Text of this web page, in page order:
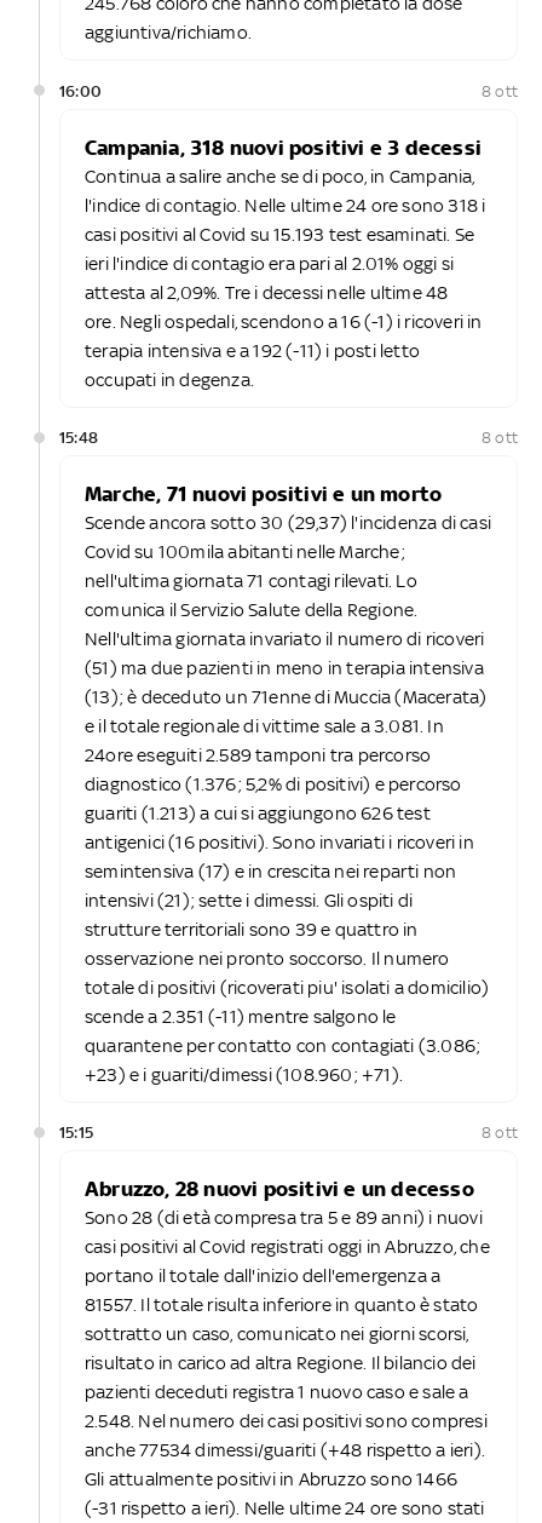
aggiuntiva/richiamo.
16:00 8 ott
Campania, 318 nuovi positivi e 3 decessi
Continua a salire anche se di poco, in Campania,
l'indice di contagio. Nelle ultime 24 ore sono 318 i
casi positivi al Covid su 15.193 test esaminati. Se
ieri l'indice di contagio era pari al 2.01% oggi si
attesta al 2,09%. Tre i decessi nelle ultime 48
ore. Negli ospedali, scendono a 16 (-1) i ricoveri in
terapia intensiva e a 192 (-11) i posti letto
occupati in degenza.
15:48 8 ott
Marche, 71 nuovi positivi e un morto
Scende ancora sotto 30 (29,37) l'incidenza di casi
Covid su 100mila abitanti nelle Marche;
nell'ultima giornata 71 contagi rilevati. Lo
comunica il Servizio Salute della Regione.
Nell'ultima giornata invariato il numero di ricoveri
(51) ma due pazienti in meno in terapia intensiva
(13); è deceduto un 71enne di Muccia (Macerata)
e il totale regionale di vittime sale a 3.081. In
24ore eseguiti 2.589 tamponi tra percorso
diagnostico (1.376; 5,2% di positivi) e percorso
guariti (1.213) a cui si aggiungono 626 test
antigenici (16 positivi). Sono invariati i ricoveri in
semintensiva (17) e in crescita nei reparti non
intensivi (21); sette i dimessi. Gli ospiti di
strutture territoriali sono 39 e quattro in
osservazione nei pronto soccorso. Il numero
totale di positivi (ricoverati piu' isolati a domicilio)
scende a 2.351 (-11) mentre salgono le
quarantene per contatto con contagiati (3.086;
+23) e i guariti/dimessi (108.960; +71).
15:15 8 ott
Abruzzo, 28 nuovi positivi e un decesso
Sono 28 (di età compresa tra 5 e 89 anni) i nuovi
casi positivi al Covid registrati oggi in Abruzzo, che
portano il totale dall'inizio dell'emergenza a
81557. Il totale risulta inferiore in quanto è stato
sottratto un caso, comunicato nei giorni scorsi,
risultato in carico ad altra Regione. Il bilancio dei
pazienti deceduti registra 1 nuovo caso e sale a
2.548. Nel numero dei casi positivi sono compresi
anche 77534 dimessi/guariti (+48 rispetto a ieri).
Gli attualmente positivi in Abruzzo sono 1466
(-31 rispetto a ieri). Nelle ultime 24 ore sono stati